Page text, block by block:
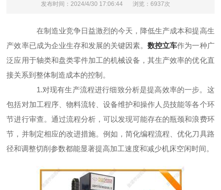
发布时间：2024/4/30 17:06:44 浏览：6937次
在制造业竞争日益激烈的今天，降低生产成本和提高生
产效率已成为企业生存和发展的关键因素。数控立车作为一种广
泛应用于轴类和盘类零件加工的机械设备，其生产效率的优化直
接关系到整体制造成本的控制。
1.对现有生产流程进行细致分析是提高效率的一步。这
包括对加工程序、物料流转、设备维护和操作人员技能等各个环
节进行审查。通过流程分析，可以发现可能存在的瓶颈和浪费环
节，并制定相应的改进措施。例如，简化编程流程、优化刀具路
径和调整切削参数都能显著提高加工速度和减少机床空闲时间。